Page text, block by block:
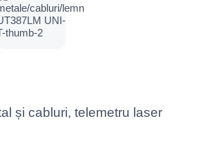
și cabluri, telemetru laser